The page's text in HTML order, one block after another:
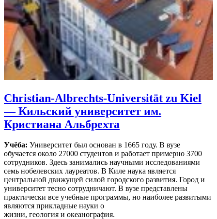
Christian-Albrechts-Universität zu Kiel
—Кильский университет им.
Кристиана Альбрехта
Учёба: Университет был основан в 1665 году. В вузе
обучается около 27000 студентов и работает примерно 3700
сотрудников. Здесь занимались научными исследованиями
семь нобелевских лауреатов. В Киле наука является
центральной движущей силой городского развития. Город и
университет тесно сотрудничают. В вузе представлены
практически все учебные программы, но наиболее развитыми
являются прикладные науки о
жизни, геология и океанография.